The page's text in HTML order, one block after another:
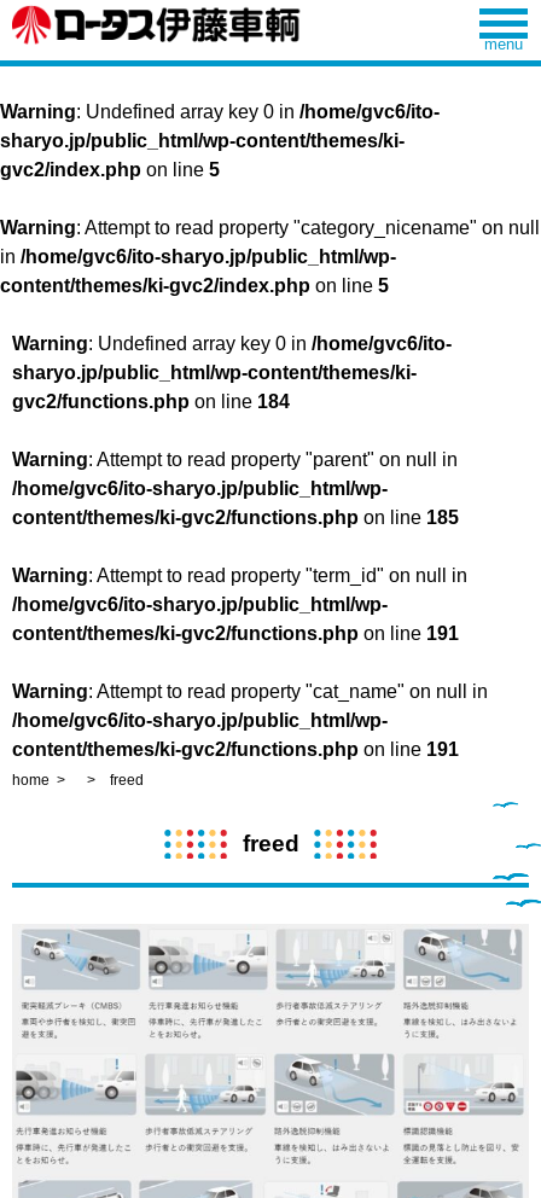
Warning: Undefined array key 0 in /home/gvc6/ito-
sharyo.jp/public_html/wp-content/themes/ki-
gvc2/index.php on line 5
Warning: Attempt to read property "category_nicename" on null
in /home/gvc6/ito-sharyo.jp/public_html/wp-
content/themes/ki-gvc2/index.php on line 5
Warning: Undefined array key 0 in /home/gvc6/ito-
sharyo.jp/public_html/wp-content/themes/ki-
gvc2/functions.php on line 184
Warning: Attempt to read property "parent" on null in
/home/gvc6/ito-sharyo.jp/public_html/wp-
content/themes/ki-gvc2/functions.php on line 185
Warning: Attempt to read property "term_id" on null in
/home/gvc6/ito-sharyo.jp/public_html/wp-
content/themes/ki-gvc2/functions.php on line 191
Warning: Attempt to read property "cat_name" on null in
/home/gvc6/ito-sharyo.jp/public_html/wp-
content/themes/ki-gvc2/functions.php on line 191
home freed
freed